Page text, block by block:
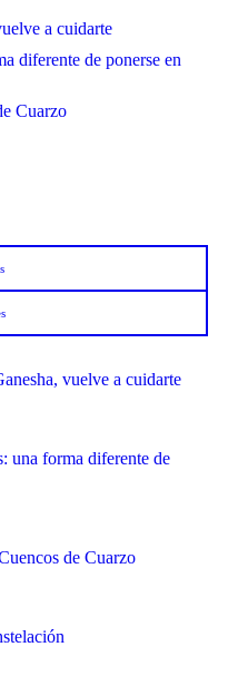
a cuidarte
diferente de ponerse en
Cuarzo
vuelve a cuidarte
una forma diferente de
de Cuarzo